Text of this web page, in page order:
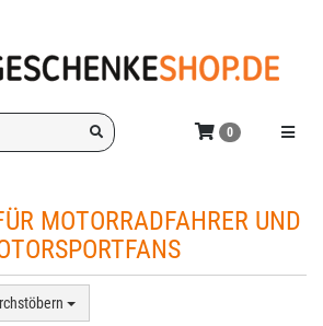
Menü
0
MOTORRADFAHRER UND